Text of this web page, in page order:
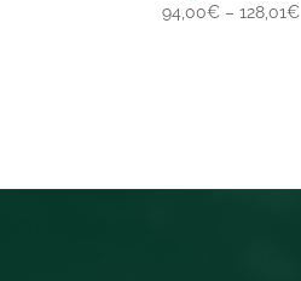
94,00€ –128,01€